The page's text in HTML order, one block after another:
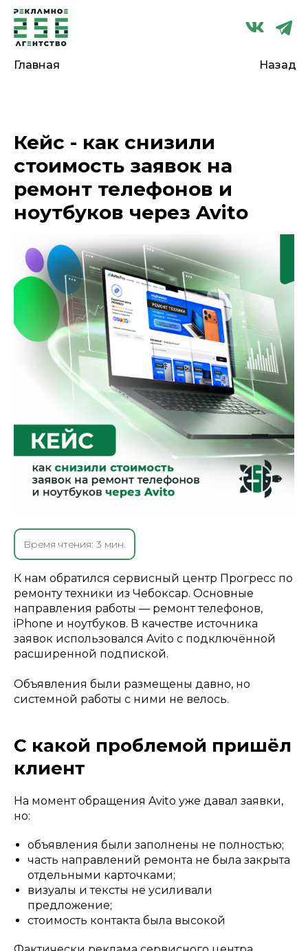
Главная Назад
Кейс - как снизили
стоимость заявок на
ремонт телефонов и
ноутбуков через Avito
Время чтения: 3 мин.
К нам обратился сервисный центр Прогресс по
ремонту техники из Чебоксар. Основные
направления работы — ремонт телефонов,
iPhone и ноутбуков. В качестве источника
заявок использовался Avito с подключённой
расширенной подпиской.
Объявления были размещены давно, но
системной работы с ними не велось.
С какой проблемой пришёл
клиент
На момент обращения Avito уже давал заявки,
но:
объявления были заполнены не полностью;
часть направлений ремонта не была закрыта
отдельными карточками;
визуалы и тексты не усиливали
предложение;
стоимость контакта была высокой